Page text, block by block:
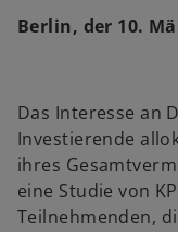
Berlin, der 10.
Das Interesse an
Investierende
ihres
eine Studie von
Teilnehmenden,